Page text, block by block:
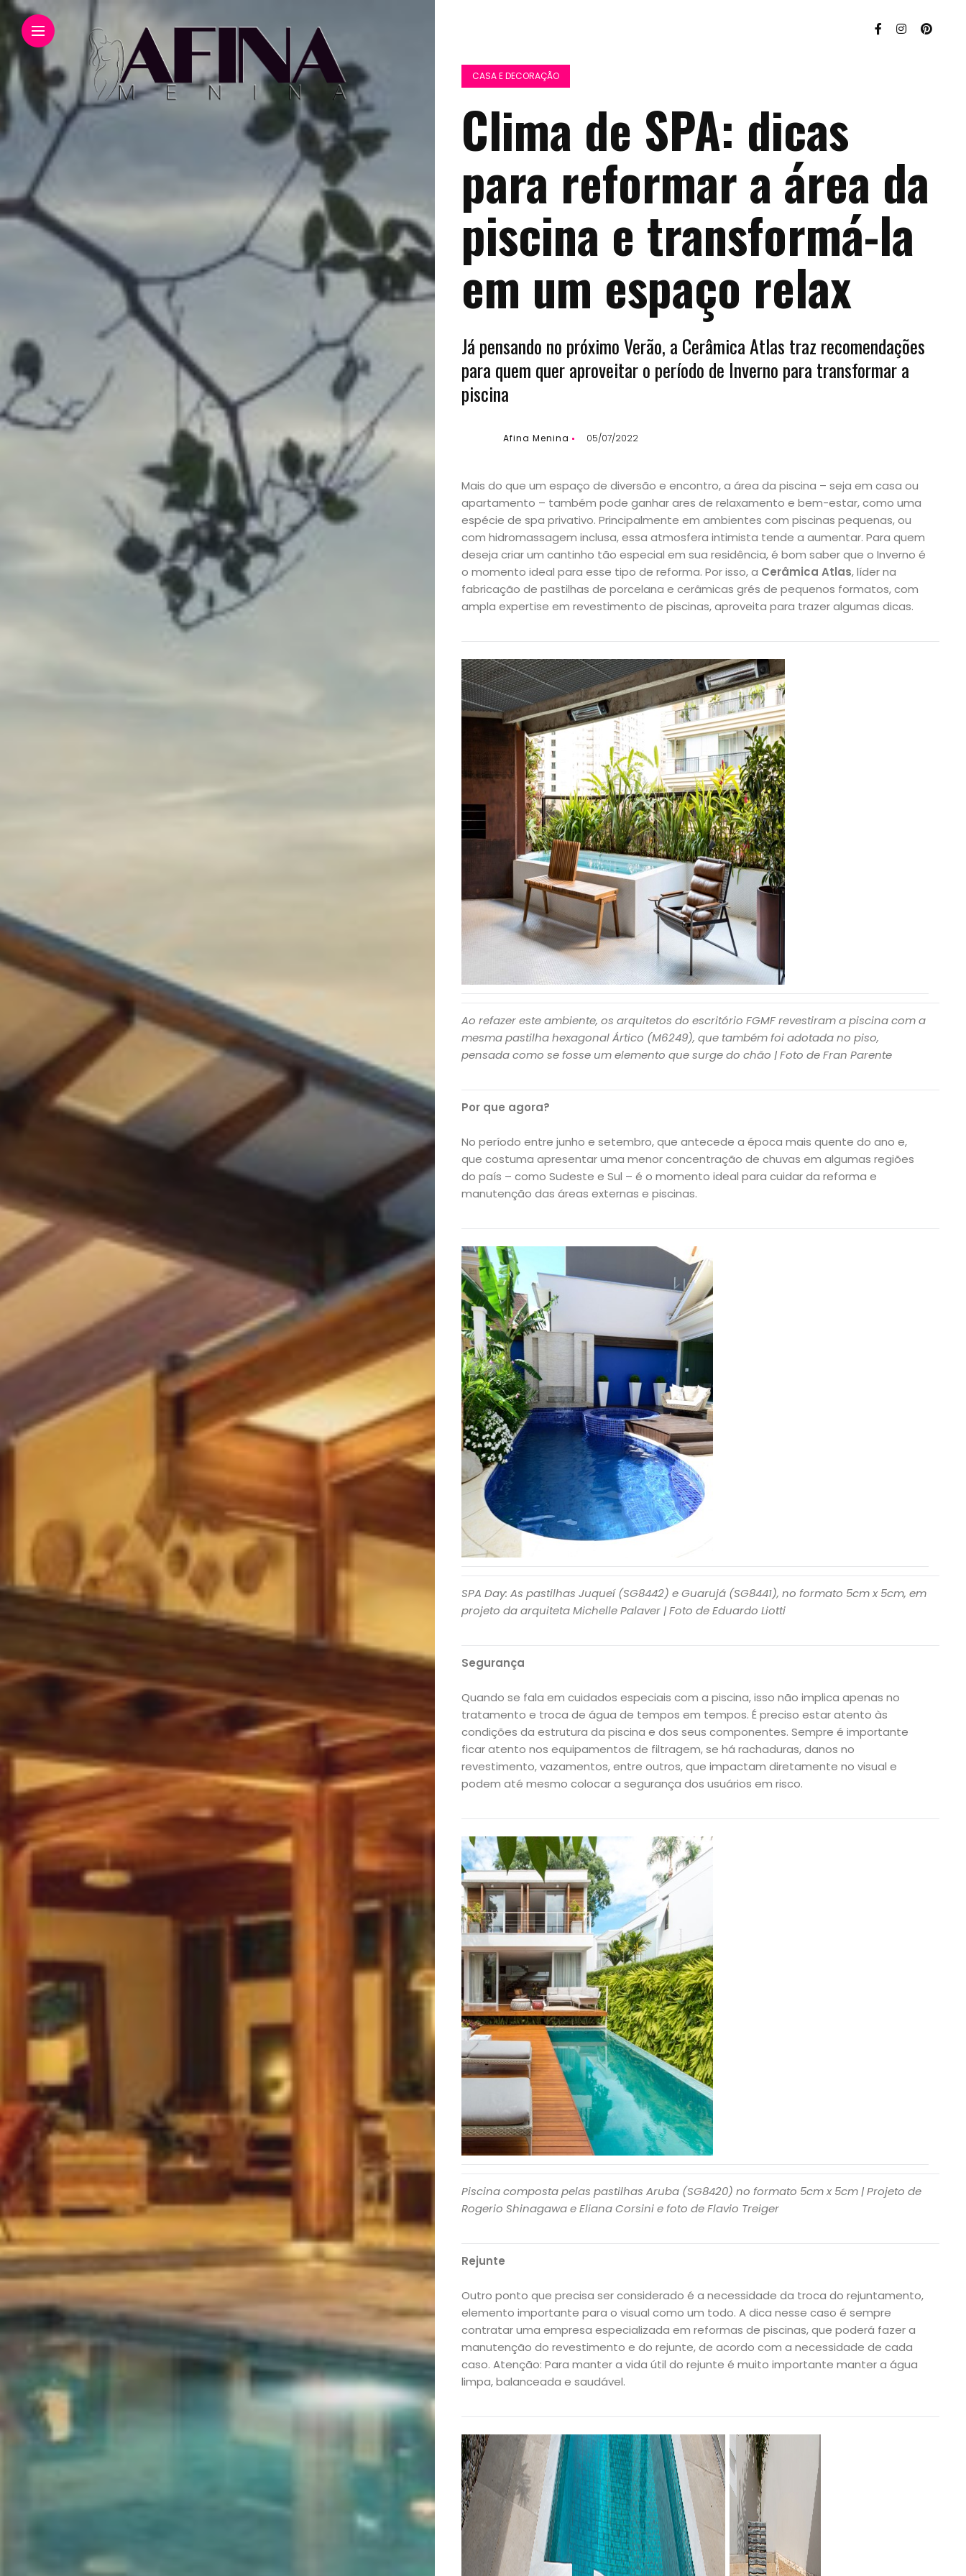
Início
Academia
Beleza
Bora
lá!
Casa
e
Decoração
Exclusiva
Homem
Mães
&
Filhos
Notícias
Opinião
Pets
Receitas
Saúde
e
Qualidade
de
Vida
Sexualidade
Variedades
Buscar
CASA E DECORAÇÃO
Clima de SPA: dicas
para reformar a área da
piscina e transformá-la
em um espaço relax
Já pensando no próximo Verão, a Cerâmica Atlas traz recomendações
para quem quer aproveitar o período de Inverno para transformar a
piscina
Afina Menina 05/07/2022
Mais do que um espaço de diversão e encontro, a área da piscina – seja em casa ou
apartamento – também pode ganhar ares de relaxamento e bem-estar, como uma
espécie de spa privativo. Principalmente em ambientes com piscinas pequenas, ou
com hidromassagem inclusa, essa atmosfera intimista tende a aumentar. Para quem
deseja criar um cantinho tão especial em sua residência, é bom saber que o Inverno é
o momento ideal para esse tipo de reforma. Por isso, a Cerâmica Atlas, líder na
fabricação de pastilhas de porcelana e cerâmicas grés de pequenos formatos, com
ampla expertise em revestimento de piscinas, aproveita para trazer algumas dicas.
Ao refazer este ambiente, os arquitetos do escritório FGMF revestiram a piscina com a
mesma pastilha hexagonal Ártico (M6249), que também foi adotada no piso,
pensada como se fosse um elemento que surge do chão | Foto de Fran Parente
Por que agora?
No período entre junho e setembro, que antecede a época mais quente do ano e,
que costuma apresentar uma menor concentração de chuvas em algumas regiões
do país – como Sudeste e Sul – é o momento ideal para cuidar da reforma e
manutenção das áreas externas e piscinas.
SPA Day: As pastilhas Juqueí (SG8442) e Guarujá (SG8441), no formato 5cm x 5cm, em
projeto da arquiteta Michelle Palaver | Foto de Eduardo Liotti
Segurança
Quando se fala em cuidados especiais com a piscina, isso não implica apenas no
tratamento e troca de água de tempos em tempos. É preciso estar atento às
condições da estrutura da piscina e dos seus componentes. Sempre é importante
ficar atento nos equipamentos de filtragem, se há rachaduras, danos no
revestimento, vazamentos, entre outros, que impactam diretamente no visual e
podem até mesmo colocar a segurança dos usuários em risco.
Piscina composta pelas pastilhas Aruba (SG8420) no formato 5cm x 5cm | Projeto de
Rogerio Shinagawa e Eliana Corsini e foto de Flavio Treiger
Rejunte
Outro ponto que precisa ser considerado é a necessidade da troca do rejuntamento,
elemento importante para o visual como um todo. A dica nesse caso é sempre
contratar uma empresa especializada em reformas de piscinas, que poderá fazer a
manutenção do revestimento e do rejunte, de acordo com a necessidade de cada
caso. Atenção: Para manter a vida útil do rejunte é muito importante manter a água
limpa, balanceada e saudável.